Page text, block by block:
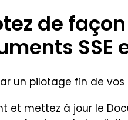
de
SSE
un pilotage fin de
et mettez à jour le